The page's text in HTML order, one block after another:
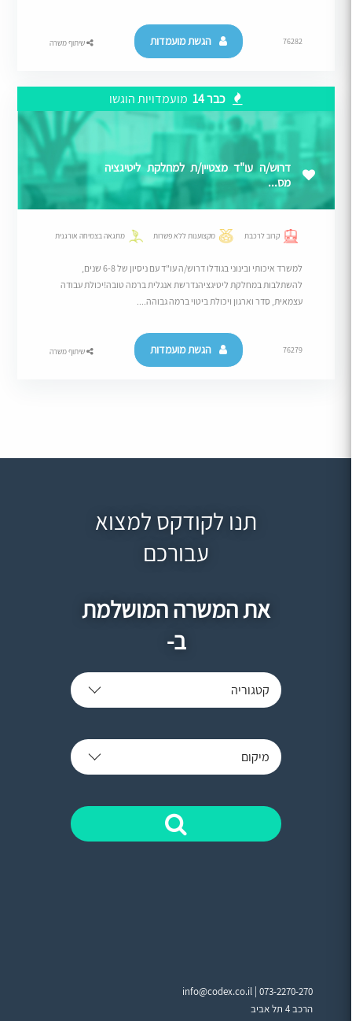
76282 הגשת מועמדות שיתוף משרה
כבר 14 מועמדויות הוגשו
דרוש/ה עו"ד מצטיין/ת למחלקת ליטיגציה
מס...
קרוב לרכבת מקצוענות ללא פשרות מתגאה בצמיחה אורגנית
למשרד איכותי ובינוני בגודלו דרוש/ה עו"ד עם ניסיון של 6-8 שנים,
להשתלבות במחלקת ליטיגציהנדרשת אנגלית ברמה טובה!יכולת עבודה
עצמאית, סדר וארגון ויכולת ביטוי ברמה גבוהה....
76279 הגשת מועמדות שיתוף משרה
תנו לקודקס למצוא
עבורכם
את המשרה המושלמת
ב-
קטגוריה
מיקום
info@codex.co.il |073-2270-270
הרכב 4 תל אביב